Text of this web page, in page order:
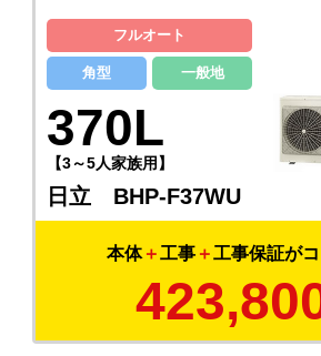
フルオート
角型 一般地
370L
【3～5人家族用】
日立 BHP-F37WU
本体＋工事 ＋工事保証がコ